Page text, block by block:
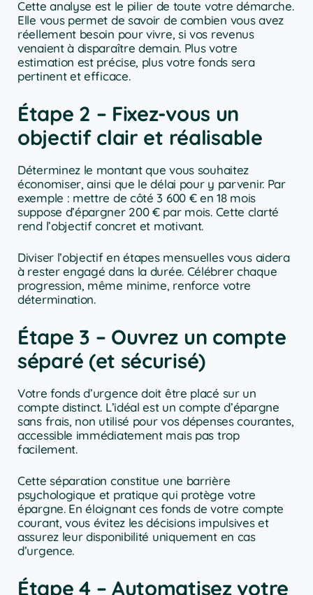
Cette analyse est le pilier de toute votre démarche.
Elle vous permet de savoir de combien vous avez
réellement besoin pour vivre, si vos revenus
venaient à disparaître demain. Plus votre
estimation est précise, plus votre fonds sera
pertinent et efficace.
Étape 2 – Fixez-vous un
objectif clair et réalisable
Déterminez le montant que vous souhaitez
économiser, ainsi que le délai pour y parvenir. Par
exemple : mettre de côté 3 600 € en 18 mois
suppose d’épargner 200 € par mois. Cette clarté
rend l’objectif concret et motivant.
Diviser l’objectif en étapes mensuelles vous aidera
à rester engagé dans la durée. Célébrer chaque
progression, même minime, renforce votre
détermination.
Étape 3 – Ouvrez un compte
séparé (et sécurisé)
Votre fonds d’urgence doit être placé sur un
compte distinct. L’idéal est un compte d’épargne
sans frais, non utilisé pour vos dépenses courantes,
accessible immédiatement mais pas trop
facilement.
Cette séparation constitue une barrière
psychologique et pratique qui protège votre
épargne. En éloignant ces fonds de votre compte
courant, vous évitez les décisions impulsives et
assurez leur disponibilité uniquement en cas
d’urgence.
Étape 4 – Automatisez votre